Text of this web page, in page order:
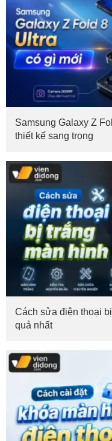
Samsung Galaxy Z
thiết kế sang trọng
Cách sửa điện thoại
quả nhất